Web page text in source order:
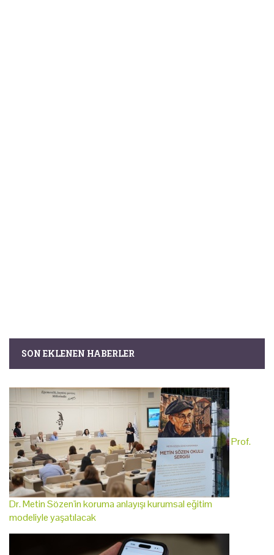
SON EKLENEN HABERLER
Prof.
Dr. Metin Sözen'in koruma anlayışı kurumsal eğitim
modeliyle yaşatılacak